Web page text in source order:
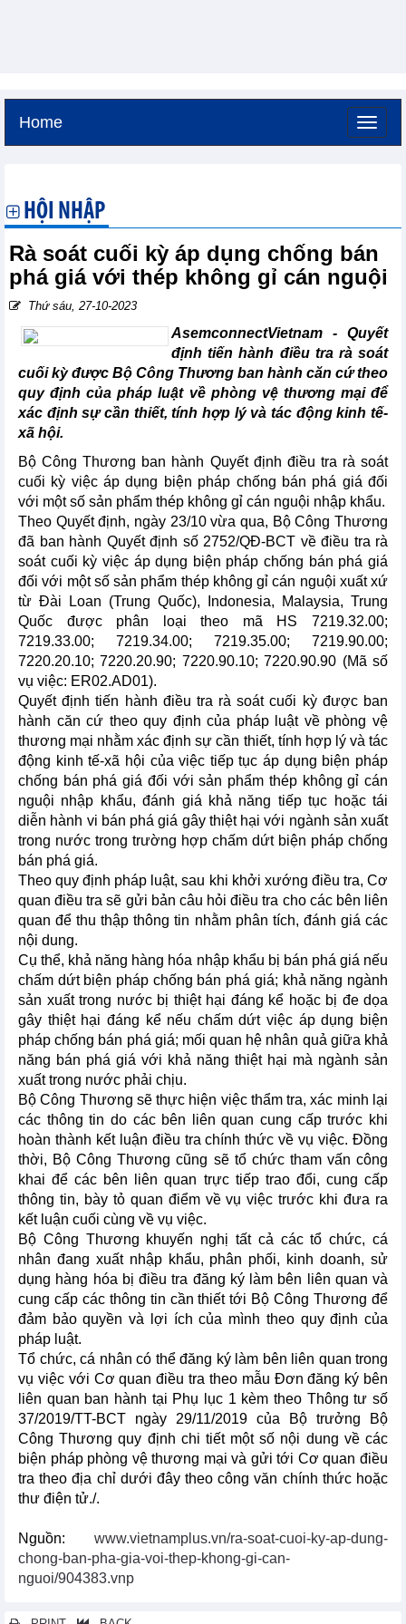
Home
HỘI NHẬP
Rà soát cuối kỳ áp dụng chống bán
phá giá với thép không gỉ cán nguội
Thứ sáu, 27-10-2023
AsemconnectVietnam - Quyết
định tiến hành điều tra rà soát
cuối kỳ được Bộ Công Thương ban hành căn cứ theo
quy định của pháp luật về phòng vệ thương mại để
xác định sự cần thiết, tính hợp lý và tác động kinh tế-
xã hội.
Bộ Công Thương ban hành Quyết định điều tra rà soát
cuối kỳ việc áp dụng biện pháp chống bán phá giá đối
với một số sản phẩm thép không gỉ cán nguội nhập khẩu.
Theo Quyết định, ngày 23/10 vừa qua, Bộ Công Thương
đã ban hành Quyết định số 2752/QĐ-BCT về điều tra rà
soát cuối kỳ việc áp dụng biện pháp chống bán phá giá
đối với một số sản phẩm thép không gỉ cán nguội xuất xứ
từ Đài Loan (Trung Quốc), Indonesia, Malaysia, Trung
Quốc được phân loại theo mã HS 7219.32.00;
7219.33.00; 7219.34.00; 7219.35.00; 7219.90.00;
7220.20.10; 7220.20.90; 7220.90.10; 7220.90.90 (Mã số
vụ việc: ER02.AD01).
Quyết định tiến hành điều tra rà soát cuối kỳ được ban
hành căn cứ theo quy định của pháp luật về phòng vệ
thương mại nhằm xác định sự cần thiết, tính hợp lý và tác
động kinh tế-xã hội của việc tiếp tục áp dụng biện pháp
chống bán phá giá đối với sản phẩm thép không gỉ cán
nguội nhập khẩu, đánh giá khả năng tiếp tục hoặc tái
diễn hành vi bán phá giá gây thiệt hại với ngành sản xuất
trong nước trong trường hợp chấm dứt biện pháp chống
bán phá giá.
Theo quy định pháp luật, sau khi khởi xướng điều tra, Cơ
quan điều tra sẽ gửi bản câu hỏi điều tra cho các bên liên
quan để thu thập thông tin nhằm phân tích, đánh giá các
nội dung.
Cụ thể, khả năng hàng hóa nhập khẩu bị bán phá giá nếu
chấm dứt biện pháp chống bán phá giá; khả năng ngành
sản xuất trong nước bị thiệt hại đáng kể hoặc bị đe dọa
gây thiệt hại đáng kể nếu chấm dứt việc áp dụng biện
pháp chống bán phá giá; mối quan hệ nhân quả giữa khả
năng bán phá giá với khả năng thiệt hại mà ngành sản
xuất trong nước phải chịu.
Bộ Công Thương sẽ thực hiện việc thẩm tra, xác minh lại
các thông tin do các bên liên quan cung cấp trước khi
hoàn thành kết luận điều tra chính thức về vụ việc. Đồng
thời, Bộ Công Thương cũng sẽ tổ chức tham vấn công
khai để các bên liên quan trực tiếp trao đổi, cung cấp
thông tin, bày tỏ quan điểm về vụ việc trước khi đưa ra
kết luận cuối cùng về vụ việc.
Bộ Công Thương khuyến nghị tất cả các tổ chức, cá
nhân đang xuất nhập khẩu, phân phối, kinh doanh, sử
dụng hàng hóa bị điều tra đăng ký làm bên liên quan và
cung cấp các thông tin cần thiết tới Bộ Công Thương để
đảm bảo quyền và lợi ích của mình theo quy định của
pháp luật.
Tổ chức, cá nhân có thể đăng ký làm bên liên quan trong
vụ việc với Cơ quan điều tra theo mẫu Đơn đăng ký bên
liên quan ban hành tại Phụ lục 1 kèm theo Thông tư số
37/2019/TT-BCT ngày 29/11/2019 của Bộ trưởng Bộ
Công Thương quy định chi tiết một số nội dung về các
biện pháp phòng vệ thương mại và gửi tới Cơ quan điều
tra theo địa chỉ dưới đây theo công văn chính thức hoặc
thư điện tử./.
Nguồn: www.vietnamplus.vn/ra-soat-cuoi-ky-ap-dung-
chong-ban-pha-gia-voi-thep-khong-gi-can-
nguoi/904383.vnp